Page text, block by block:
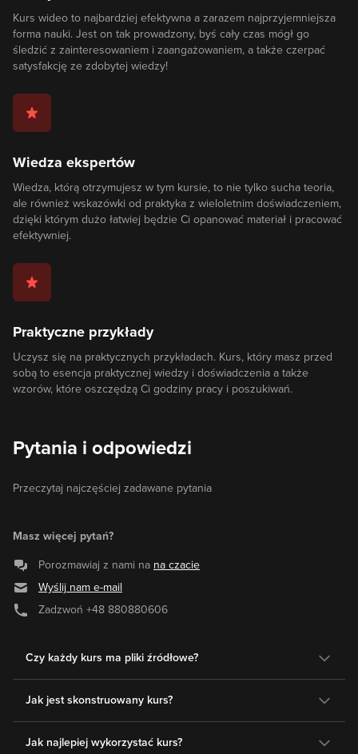
Kurs wideo to najbardziej efektywna a zarazem najprzyjemniejsza
forma nauki. Jest on tak prowadzony, byś cały czas mógł go
śledzić z zainteresowaniem i zaangażowaniem, a także czerpać
satysfakcję ze zdobytej wiedzy!
Wiedza ekspertów
Wiedza, którą otrzymujesz w tym kursie, to nie tylko sucha teoria,
ale również wskazówki od praktyka z wieloletnim doświadczeniem,
dzięki którym dużo łatwiej będzie Ci opanować materiał i pracować
efektywniej.
Praktyczne przykłady
Uczysz się na praktycznych przykładach. Kurs, który masz przed
sobą to esencja praktycznej wiedzy i doświadczenia a także
wzorów, które oszczędzą Ci godziny pracy i poszukiwań.
Pytania i odpowiedzi
Przeczytaj najczęściej zadawane pytania
Masz więcej pytań?
Porozmawiaj z nami na na czacie
Wyślij nam e-mail
Zadzwoń +48 880880606
Czy każdy kurs ma pliki źródłowe?
Jak jest skonstruowany kurs?
Jak najlepiej wykorzystać kurs?